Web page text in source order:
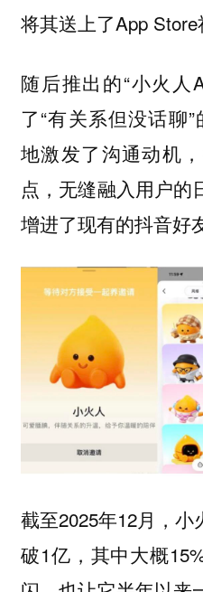
将其送上了App Store
随后推出的“小火人
了“有关系但没话
地激发了沟通动机
点，无缝融入用户的
增进了现有的抖音好
截至2025年12月，
破1亿，其中大概